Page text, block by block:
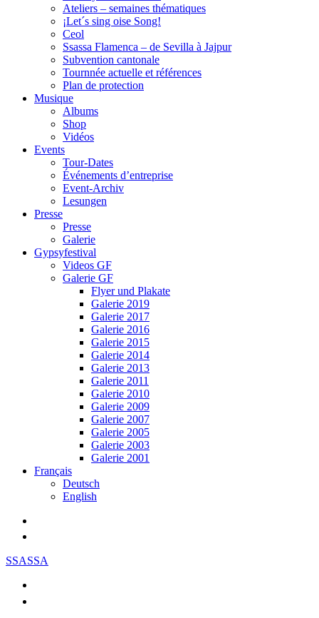
Ateliers – semaines thématiques
¡Let´s sing oise Song!
Ceol
Ssassa Flamenca – de Sevilla à Jajpur
Subvention cantonale
Tournnée actuelle et références
Plan de protection
Musique
Albums
Shop
Vidéos
Events
Tour-Dates
Événements d’entreprise
Event-Archiv
Lesungen
Presse
Presse
Galerie
Gypsyfestival
Videos GF
Galerie GF
Flyer und Plakate
Galerie 2019
Galerie 2017
Galerie 2016
Galerie 2015
Galerie 2014
Galerie 2013
Galerie 2011
Galerie 2010
Galerie 2009
Galerie 2007
Galerie 2005
Galerie 2003
Galerie 2001
Français
Deutsch
English
SSASSA